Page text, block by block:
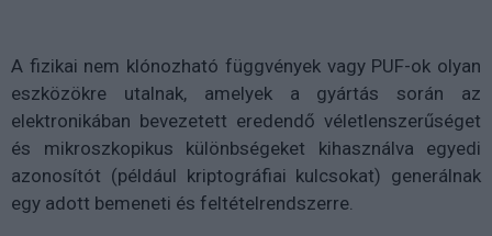
A fizikai nem klónozható függvények vagy PUF-ok olyan
eszközökre utalnak, amelyek a gyártás során az
elektronikában bevezetett eredendő véletlenszerűséget
és mikroszkopikus különbségeket kihasználva egyedi
azonosítót (például kriptográfiai kulcsokat) generálnak
egy adott bemeneti és feltételrendszerre.